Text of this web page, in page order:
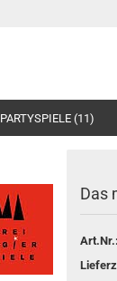
PARTYSPIELE (11)
Das
Art.Nr.: